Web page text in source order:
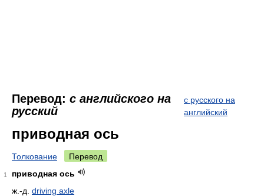
Перевод: с английского на
русский
с русского на
английский
приводная ось
Толкование Перевод
1
приводная ось
ж.-д. driving axle